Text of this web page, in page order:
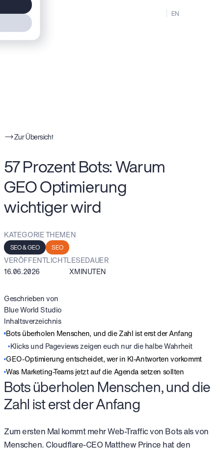
EN
Zur Übersicht
57 Prozent Bots: Warum
GEO Optimierung
wichtiger wird
KATEGORIE
SEO & GEO
THEMEN
SEO
VERÖFFENTLICHT
16.06.2026
LESEDAUER
XMINUTEN
Geschrieben von
Blue World Studio
Inhaltsverzeichnis
Bots überholen Menschen, und die Zahl ist erst der Anfang
Klicks und Pageviews zeigen euch nur die halbe Wahrheit
GEO-Optimierung entscheidet, wer in KI-Antworten vorkommt
Was Marketing-Teams jetzt auf die Agenda setzen sollten
Bots überholen Menschen, und die
Zahl ist erst der Anfang
Zum ersten Mal kommt mehr Web-Traffic von Bots als von
Menschen. Cloudflare-CEO Matthew Prince hat den